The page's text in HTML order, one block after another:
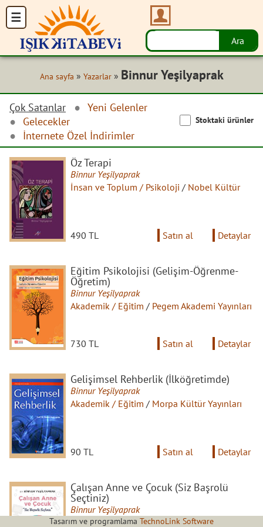
Ana sayfa » Yazarlar» Binnur Yeşilyaprak
Çok Satanlar
Yeni Gelenler
Gelecekler
İnternete Özel İndirimler
Stoktaki ürünler
Öz Terapi
Binnur Yeşilyaprak
İnsan ve Toplum / Psikoloji / Nobel Kültür
490 TL Satın al Detaylar
Eğitim Psikolojisi (Gelişim-Öğrenme-
Öğretim)
Binnur Yeşilyaprak
Akademik / Eğitim / Pegem Akademi Yayınları
730 TL Satın al Detaylar
Gelişimsel Rehberlik (İlköğretimde)
Binnur Yeşilyaprak
Akademik / Eğitim / Morpa Kültür Yayınları
90 TL Satın al Detaylar
Çalışan Anne ve Çocuk (Siz Başrolü
Seçtiniz)
Binnur Yeşilyaprak
Aile / Çocuk Gelişimi/Remzi Kitabevi
Tasarım ve programlama TechnoLink Software